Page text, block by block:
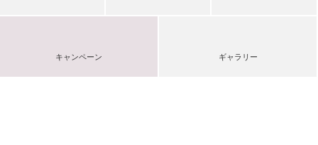
キャンペーン ギャラリー